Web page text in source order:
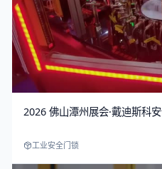
2026 佛山潭州展会·戴迪斯科
工业安全门锁